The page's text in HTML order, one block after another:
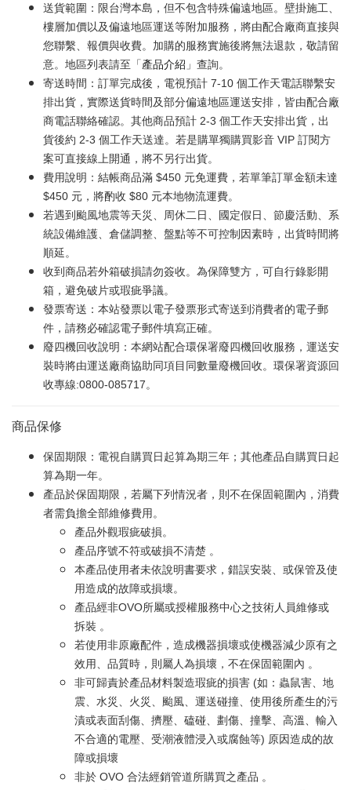
送貨範圍：限台灣本島，但不包含特殊偏遠地區。壁掛施工、
樓層加價以及偏遠地區運送等附加服務，將由配合廠商直接與
您聯繫、報價與收費。加購的服務實施後將無法退款，敬請留
意。地區列表請至「產品介紹 」查詢。
寄送時間：訂單完成後，電視預計 7-10 個工作天電話聯繫安
排出貨，實際送貨時間及部分偏遠地區運送安排，皆由配合廠
商電話聯絡確認。其他商品預計 2-3 個工作天安排出貨，出
貨後約 2-3 個工作天送達。若是購單獨購買影音 VIP 訂閱方
案可直接線上開通，將不另行出貨。
費用說明：結帳商品滿 $450 元免運費，若單筆訂單金額未達
$450 元，將酌收 $80 元本地物流運費。
若遇到颱風地震等天災、周休二日、國定假日、節慶活動、系
統設備維護、倉儲調整、盤點等不可控制因素時，出貨時間將
順延。
收到商品若外箱破損請勿簽收。為保障雙方，可自行錄影開
箱，避免破片或瑕疵爭議。
發票寄送：本站發票以電子發票形式寄送到消費者的電子郵
件，請務必確認電子郵件填寫正確。
廢四機回收說明：本網站配合環保署廢四機回收服務，運送安
裝時將由運送廠商協助同項目同數量廢機回收。環保署資源回
收專線:0800-085717。
商品保修
保固期限：電視自購買日起算為期三年；其他產品自購買日起
算為期一年。
產品於保固期限，若屬下列情況者，則不在保固範圍內，消費
者需負擔全部維修費用。
產品外觀瑕疵破損。
產品序號不符或破損不清楚 。
本產品使用者未依說明書要求，錯誤安裝、或保管及使
用造成的故障或損壞。
產品經非OVO所屬或授權服務中心之技術人員維修或
拆裝 。
若使用非原廠配件，造成機器損壞或使機器減少原有之
效用、品質時，則屬人為損壞，不在保固範圍內 。
非可歸責於產品材料製造瑕疵的損害 (如：蟲鼠害、地
震、水災、火災、颱風、運送碰撞、使用後所產生的污
漬或表面刮傷、擠壓、磕碰、劃傷、撞擊、高溫、輸入
不合適的電壓、受潮液體浸入或腐蝕等) 原因造成的故
障或損壞
非於 OVO 合法經銷管道所購買之產品 。